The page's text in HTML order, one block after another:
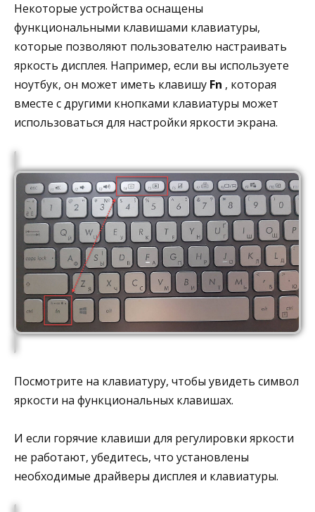
Некоторые устройства оснащены
функциональными клавишами клавиатуры,
которые позволяют пользователю настраивать
яркость дисплея. Например, если вы используете
ноутбук, он может иметь клавишу Fn , которая
вместе с другими кнопками клавиатуры может
использоваться для настройки яркости экрана.
Посмотрите на клавиатуру, чтобы увидеть символ
яркости на функциональных клавишах.
И если горячие клавиши для регулировки яркости
не работают, убедитесь, что установлены
необходимые драйверы дисплея и клавиатуры.